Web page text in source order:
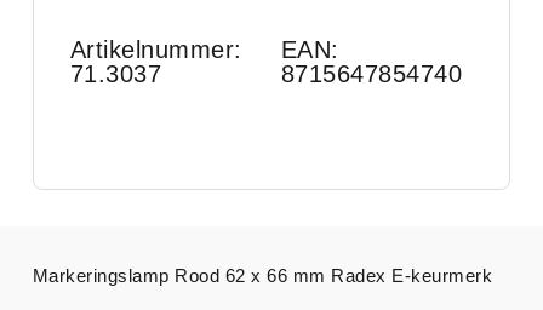
Artikelnummer:
71.3037
EAN:
8715647854740
Markeringslamp Rood 62 x 66 mm Radex E-keurmerk